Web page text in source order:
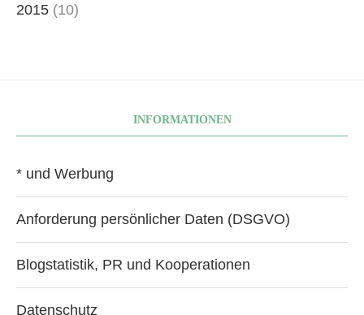
2015 (10)
INFORMATIONEN
* und Werbung
Anforderung persönlicher Daten (DSGVO)
Blogstatistik, PR und Kooperationen
Datenschutz